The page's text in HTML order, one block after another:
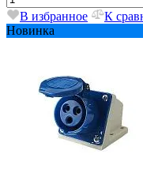
В избранное
К
Новинка